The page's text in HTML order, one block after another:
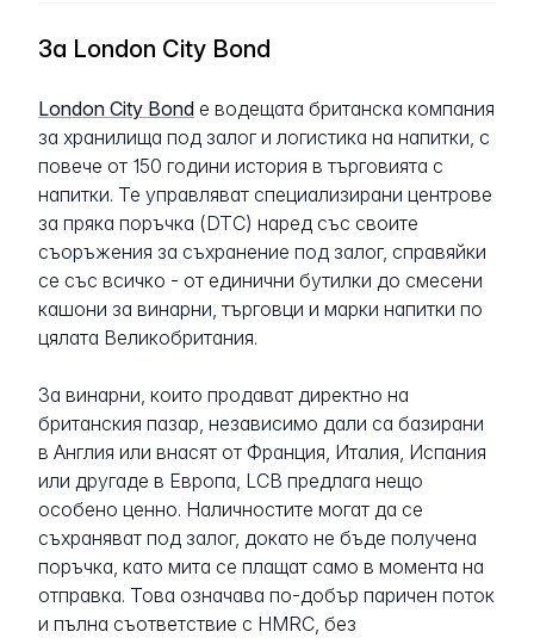
За London City Bond
London City Bond е водещата британска компания
за хранилища под залог и логистика на напитки, с
повече от 150 години история в търговията с
напитки. Те управляват специализирани центрове
за пряка поръчка (DTC) наред със своите
съоръжения за съхранение под залог, справяйки
се със всичко - от единични бутилки до смесени
кашони за винарни, търговци и марки напитки по
цялата Великобритания.
За винарни, които продават директно на
британския пазар, независимо дали са базирани
в Англия или внасят от Франция, Италия, Испания
или другаде в Европа, LCB предлага нещо
особено ценно. Наличностите могат да се
съхраняват под залог, докато не бъде получена
поръчка, като мита се плащат само в момента на
отправка. Това означава по-добър паричен поток
и пълна съответствие с HMRC, без